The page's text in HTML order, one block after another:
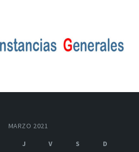
MARZO 2021
J V S
D